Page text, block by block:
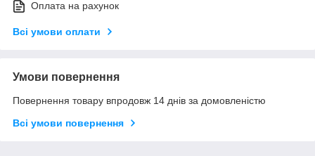
Оплата на рахунок
Всі умови оплати
Умови повернення
Повернення товару впродовж 14 днів за домовленістю
Всі умови повернення